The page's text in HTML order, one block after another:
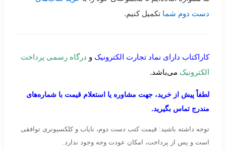
دست دوم شما تکمیل کنیم.
کاراکتاب دارای نماد تجارت الکترونیک و درگاه رسمی پرداخت
الکترونیک می‌باشد.
لطفاً پیش از خرید، جهت مشاوره یا استعلام قیمت با شماره‌های
مندرج تماس بگیرید.
توجه داشته باشید: قیمت کتب دست دوم، نایاب و کلکسیونری توافقی
است و پس از پرداخت، امکان عودت وجه وجود ندارد.